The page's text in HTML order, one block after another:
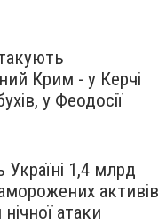
Крим - у Керчі
у Феодосії
Україні 1,4 млрд
активів
атаки